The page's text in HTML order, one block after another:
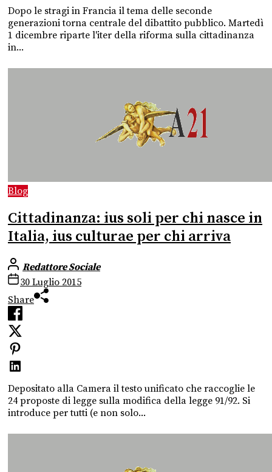
Dopo le stragi in Francia il tema delle seconde
generazioni torna centrale del dibattito pubblico. Martedì
1 dicembre riparte l'iter della riforma sulla cittadinanza
in...
Blog
Cittadinanza: ius soli per chi nasce in
Italia, ius culturae per chi arriva
Redattore Sociale
30 Luglio 2015
Share
Depositato alla Camera il testo unificato che raccoglie le
24 proposte di legge sulla modifica della legge 91/92. Si
introduce per tutti (e non solo...